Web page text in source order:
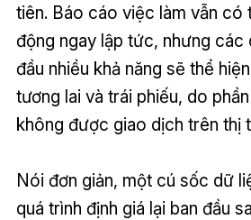
tiên. Báo cáo việc làm vẫn có
động ngay lập tức, nhưng các
đầu nhiều khả năng sẽ thể
tương lai và trái phiếu, do
không được giao dịch trên thị
Nói đơn giản, một cú sốc dữ
quá trình định giá lại ban đầu